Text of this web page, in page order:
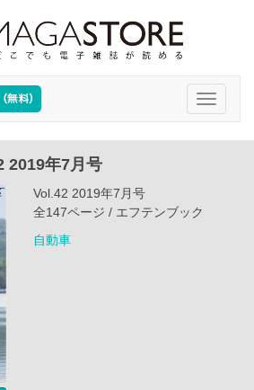
Toggle
2019年7月号
Vol.42 2019年7月号
全147ページ / エフテンブック
自動車